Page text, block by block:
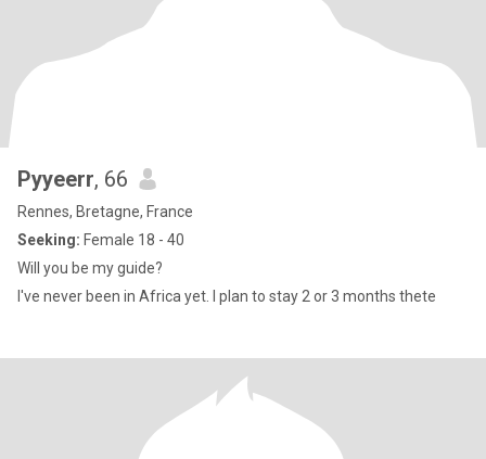
Pyyeerr, 66
Rennes, Bretagne, France
Seeking: Female 18 - 40
Will you be my guide?
I've never been in Africa yet. I plan to stay 2 or 3 months thete